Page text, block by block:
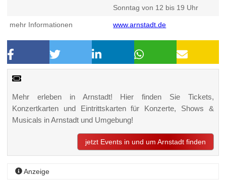
Sonntag von 12 bis 19 Uhr
mehr Informationen www.arnstadt.de
Mehr erleben in Arnstadt! Hier finden Sie Tickets,
Konzertkarten und Eintrittskarten für Konzerte, Shows &
Musicals in Arnstadt und Umgebung!
jetzt Events in und um Arnstadt finden
Anzeige